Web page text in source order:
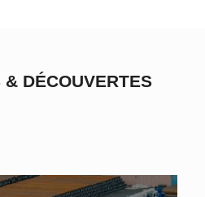
& DÉCOUVERTES